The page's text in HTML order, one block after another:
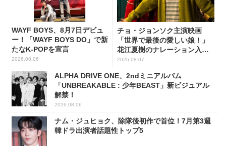
WAYF BOYS、8月7日デビュ
ー！「WAYF BOYS DO」で新
たなK-POPを宣言
2026.08.06
チョ・ジョンソク主演映画
「世界で最後の愛しい娘！」
花江夏樹のナレーション入り
予告映像解禁！
2026.08.07
ALPHA DRIVE ONE、2ndミニアルバム
「UNBREAKABLE : 少年BEAST」新ビジュアル
解禁！
2026.08.06
ナム・ジュヒョク、除隊後初作で首位！7月第3週
韓ドラ出演者話題性トップ5